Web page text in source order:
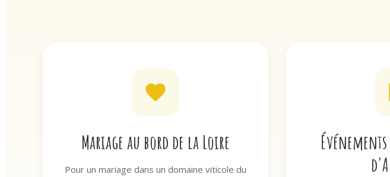
Mariage au bord de la Loire
Pour un mariage dans un domaine viticole du